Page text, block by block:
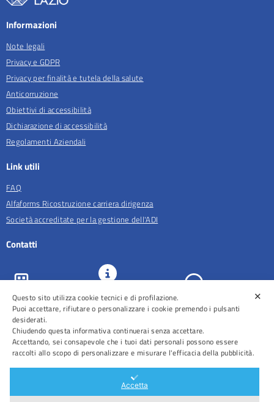
Informazioni
Note legali
Privacy e GDPR
Privacy per finalità e tutela della salute
Anticorruzione
Obiettivi di accessibilità
Dichiarazione di accessibilità
Regolamenti Aziendali
Link utili
FAQ
Alfaforms Ricostruzione carriera dirigenza
Società accreditate per la gestione dell'ADI
Contatti
ASL Roma 5
URP e
Comunicazione
Prenotazioni
✕
Questo sito utilizza cookie tecnici e di profilazione.
Puoi accettare, rifiutare o personalizzare i cookie premendo i pulsanti
desiderati.
Chiudendo questa informativa continuerai senza accettare.
Accettando, sei consapevole che i tuoi dati personali possono essere
raccolti allo scopo di personalizzare e misurare l'efficacia della pubblicità.
Accetta